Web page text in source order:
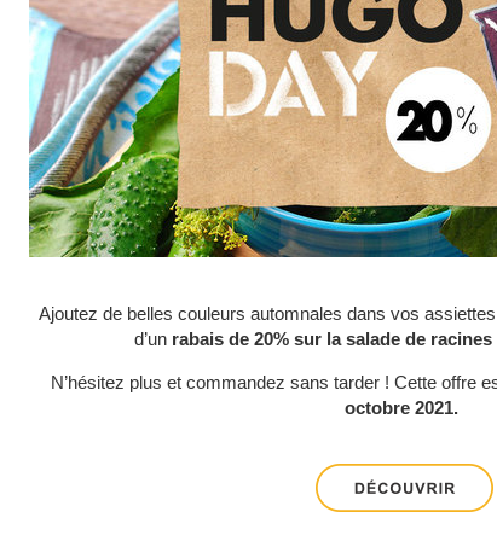
Ajoutez de belles couleurs automnales dans vos
d’unrabais de 20% sur la salade de
N’hésitez plus et commandez sans tarder ! Cette offre
octobre 2021.